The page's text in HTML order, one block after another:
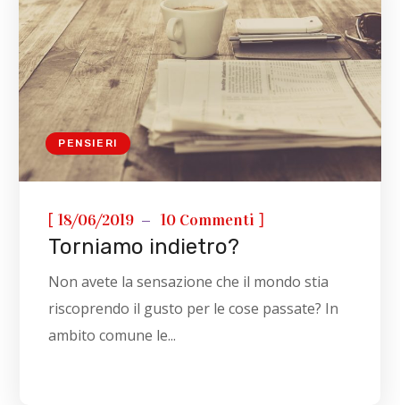
PENSIERI
[18/06/2019 10 Commenti ]
Torniamo indietro?
Non avete la sensazione che il mondo stia
riscoprendo il gusto per le cose passate? In
ambito comune le...